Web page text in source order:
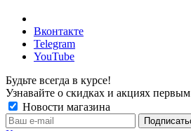
Вконтакте
Telegram
YouTube
Будьте всегда в курсе!
Узнавайте о скидках и акциях первым
Новости магазина